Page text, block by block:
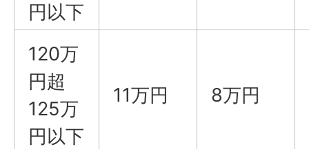
円以下
120万
円超
125万
円以下
11万円 8万円